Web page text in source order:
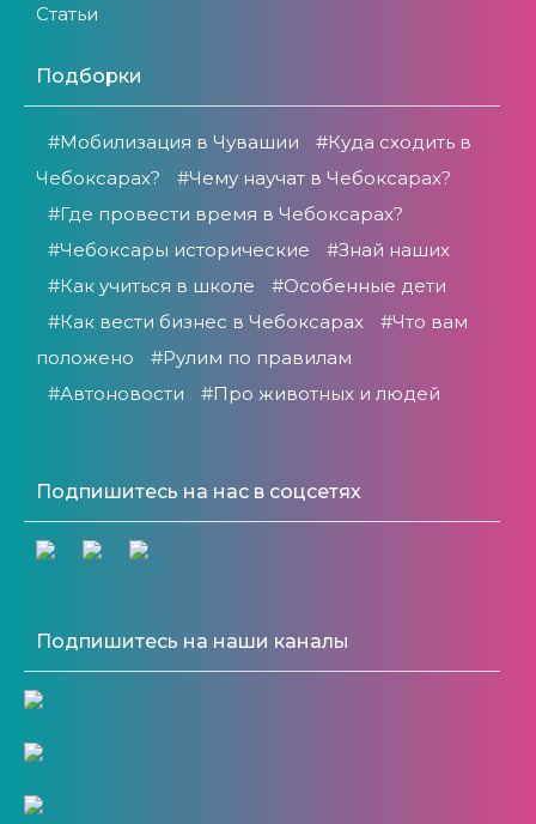
Статьи
Подборки
#Мобилизация в Чувашии
#Куда сходить в
Чебоксарах?
#Чему научат в Чебоксарах?
#Где провести время в Чебоксарах?
#Чебоксары исторические
#Знай наших
#Как учиться в школе
#Особенные дети
#Как вести бизнес в Чебоксарах
#Что вам
положено
#Рулим по правилам
#Автоновости
#Про животных и людей
Подпишитесь на нас в соцсетях
Подпишитесь на наши каналы